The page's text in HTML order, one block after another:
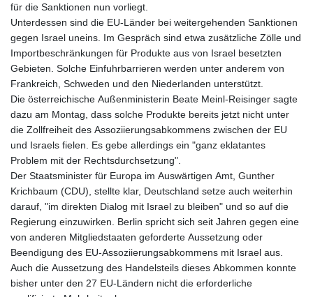
für die Sanktionen nun vorliegt.
Unterdessen sind die EU-Länder bei weitergehenden Sanktionen
gegen Israel uneins. Im Gespräch sind etwa zusätzliche Zölle und
Importbeschränkungen für Produkte aus von Israel besetzten
Gebieten. Solche Einfuhrbarrieren werden unter anderem von
Frankreich, Schweden und den Niederlanden unterstützt.
Die österreichische Außenministerin Beate Meinl-Reisinger sagte
dazu am Montag, dass solche Produkte bereits jetzt nicht unter
die Zollfreiheit des Assoziierungsabkommens zwischen der EU
und Israels fielen. Es gebe allerdings ein "ganz eklatantes
Problem mit der Rechtsdurchsetzung".
Der Staatsminister für Europa im Auswärtigen Amt, Gunther
Krichbaum (CDU), stellte klar, Deutschland setze auch weiterhin
darauf, "im direkten Dialog mit Israel zu bleiben" und so auf die
Regierung einzuwirken. Berlin spricht sich seit Jahren gegen eine
von anderen Mitgliedstaaten geforderte Aussetzung oder
Beendigung des EU-Assoziierungsabkommens mit Israel aus.
Auch die Aussetzung des Handelsteils dieses Abkommen konnte
bisher unter den 27 EU-Ländern nicht die erforderliche